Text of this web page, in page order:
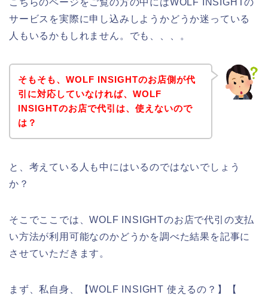
こちらのページをご覧の方の中にはWOLF INSIGHTの
サービスを実際に申し込みしようかどうか迷っている
人もいるかもしれません。でも、、、。
そもそも、WOLF INSIGHTのお店側が代
引に対応していなければ、WOLF
INSIGHTのお店で代引は、使えないので
は？
と、考えている人も中にはいるのではないでしょう
か？
そこでここでは、WOLF INSIGHTのお店で代引の支払
い方法が利用可能なのかどうかを調べた結果を記事に
させていただきます。
まず、私自身、【WOLF INSIGHT 使えるの？】【